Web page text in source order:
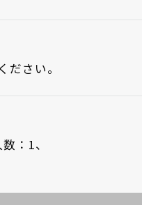
さい。
数：1、